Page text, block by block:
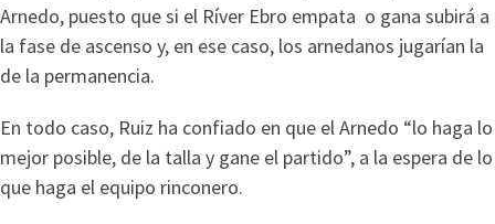
Arnedo, puesto que si el Ríver Ebro empata o gana subirá a
la fase de ascenso y, en ese caso, los arnedanos jugarían la
de la permanencia.
En todo caso, Ruiz ha confiado en que el Arnedo “lo haga lo
mejor posible, de la talla y gane el partido”, a la espera de lo
que haga el equipo rinconero.